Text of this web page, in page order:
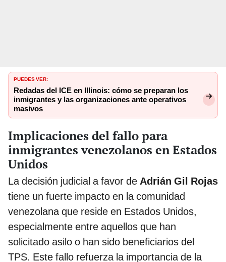
PUEDES VER:
Redadas del ICE en Illinois: cómo se preparan los
inmigrantes y las organizaciones ante operativos
masivos
Implicaciones del fallo para
inmigrantes venezolanos en Estados
Unidos
La decisión judicial a favor de Adrián Gil Rojas
tiene un fuerte impacto en la comunidad
venezolana que reside en Estados Unidos,
especialmente entre aquellos que han
solicitado asilo o han sido beneficiarios del
TPS. Este fallo refuerza la importancia de la